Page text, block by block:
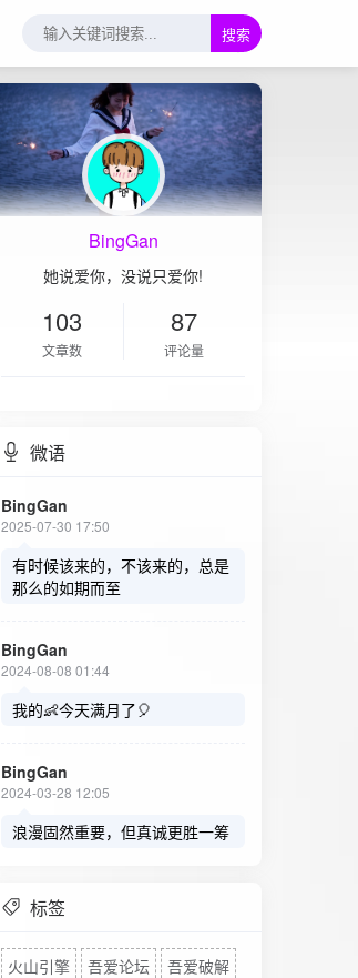
搜索
BingGan
她说爱你，没说只爱你!
103
文章数
87
评论量
微语
BingGan
2025-07-30 17:50
有时候该来的，不该来的，总是
那么的如期而至
BingGan
2024-08-08 01:44
我的👶今天满月了🎈
BingGan
2024-03-28 12:05
浪漫固然重要，但真诚更胜一筹
标签
火山引擎 吾爱论坛
吾爱破解